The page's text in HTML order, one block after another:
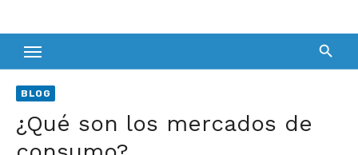
BLOG
¿Qué son los mercados de